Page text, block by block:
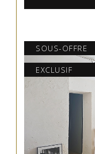
SOUS-OFFRE
EXCLUSIF